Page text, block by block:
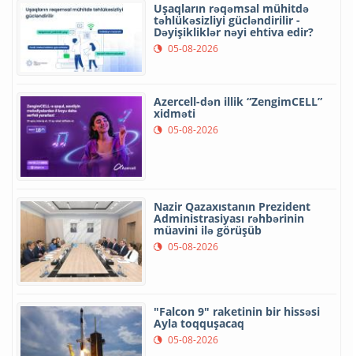
Uşaqların rəqəmsal mühitdə
təhlükəsizliyi gücləndirilir -
Dəyişikliklər nəyi ehtiva edir?
05-08-2026
Azercell-dən illik “ZengimCELL”
xidməti
05-08-2026
Nazir Qazaxıstanın Prezident
Administrasiyası rəhbərinin
müavini ilə görüşüb
05-08-2026
"Falcon 9" raketinin bir hissəsi
Ayla toqquşacaq
05-08-2026